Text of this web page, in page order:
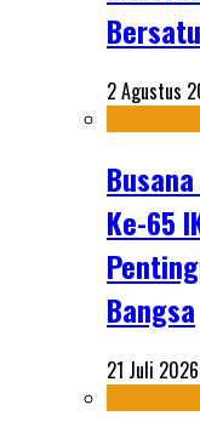
2 Agustus
Ke-65
Bangsa
21 Juli 2026